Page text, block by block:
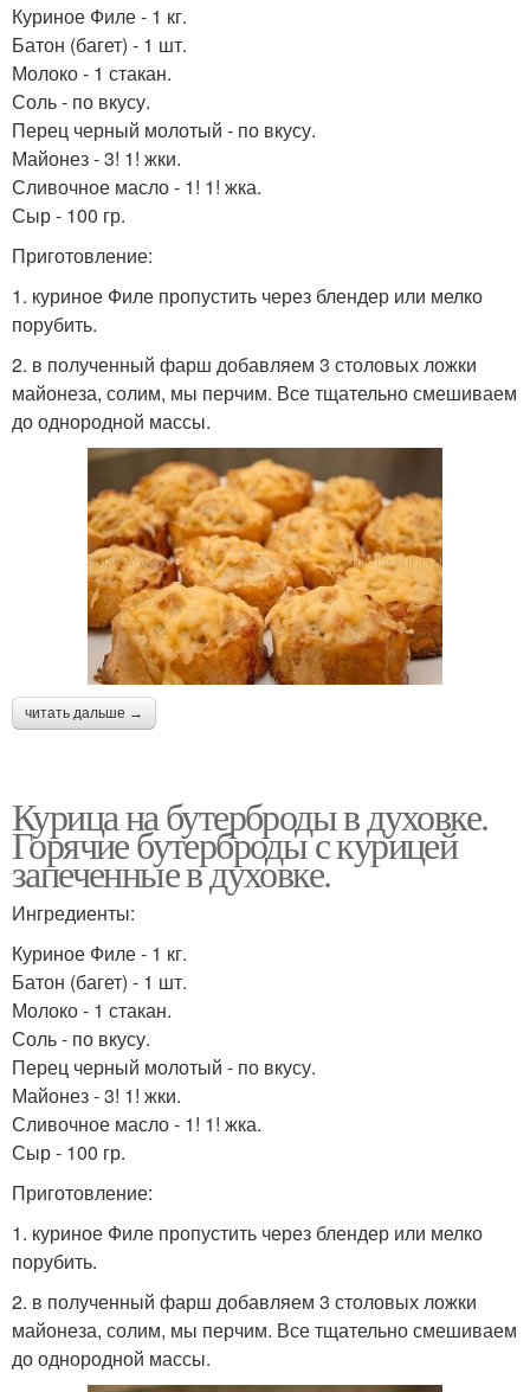
Куриное Филе - 1 кг.
Батон (багет) - 1 шт.
Молоко - 1 стакан.
Соль - по вкусу.
Перец черный молотый - по вкусу.
Майонез - 3! 1! жки.
Сливочное масло - 1! 1! жка.
Сыр - 100 гр.
Приготовление:
1. куриное Филе пропустить через блендер или мелко
порубить.
2. в полученный фарш добавляем 3 столовых ложки
майонеза, солим, мы перчим. Все тщательно смешиваем
до однородной массы.
читать дальше →
Курица на бутерброды в духовке.
Горячие бутерброды с курицей
запеченные в духовке.
Ингредиенты:
Куриное Филе - 1 кг.
Батон (багет) - 1 шт.
Молоко - 1 стакан.
Соль - по вкусу.
Перец черный молотый - по вкусу.
Майонез - 3! 1! жки.
Сливочное масло - 1! 1! жка.
Сыр - 100 гр.
Приготовление:
1. куриное Филе пропустить через блендер или мелко
порубить.
2. в полученный фарш добавляем 3 столовых ложки
майонеза, солим, мы перчим. Все тщательно смешиваем
до однородной массы.